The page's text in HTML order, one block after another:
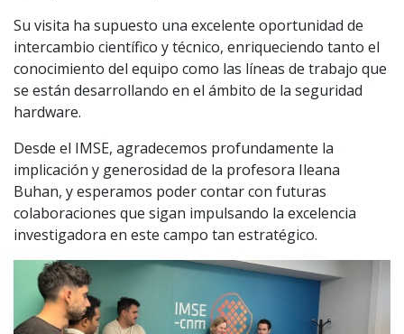
Su visita ha supuesto una excelente oportunidad de
intercambio científico y técnico, enriqueciendo tanto el
conocimiento del equipo como las líneas de trabajo que
se están desarrollando en el ámbito de la seguridad
hardware.
Desde el IMSE, agradecemos profundamente la
implicación y generosidad de la profesora Ileana
Buhan, y esperamos poder contar con futuras
colaboraciones que sigan impulsando la excelencia
investigadora en este campo tan estratégico.